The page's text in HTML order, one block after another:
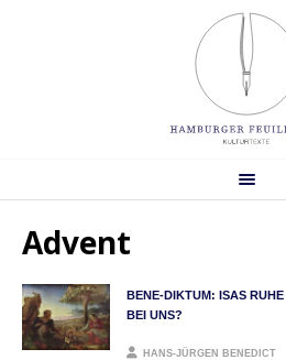
Advent
BENE-DIKTUM: ISAS
BEI UNS?
HANS-JÜRGEN BENEDICT